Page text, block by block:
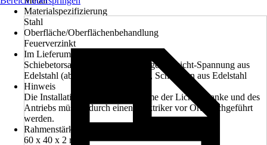
Materialspezifizierung
Stahl
Oberfläche/Oberflächenbehandlung
Feuerverzinkt
Im Lieferumfang enthalten
Schiebetorsatz mit Laufrollen, Gegengewicht-Spannung aus
Edelstahl (ab 5000 mm Torbreite), Schrauben aus Edelstahl
Hinweis
Die Installation und Inbetriebnahme der Lichtschranke und des
Antriebs müssen durch einen Elektriker vor Ort durchgeführt
werden.
Rahmenstärke
60 x 40 x 2 mm